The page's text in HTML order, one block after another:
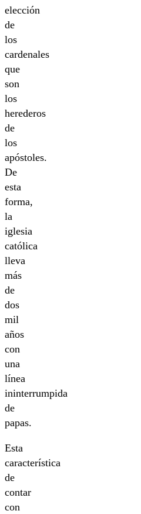
elección
de
los
cardenales
que
son
los
herederos
de
los
apóstoles.
De
esta
forma,
la
iglesia
católica
lleva
más
de
dos
mil
años
con
una
línea
ininterrumpida
de
papas.
Esta
característica
de
contar
con